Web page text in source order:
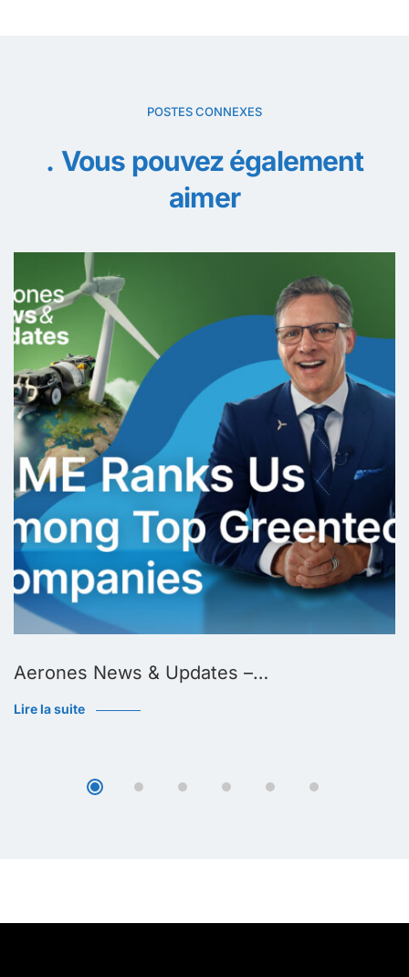
POSTES CONNEXES
Vous pouvez également
aimer
Aerones News & Updates –…
Lire la suite